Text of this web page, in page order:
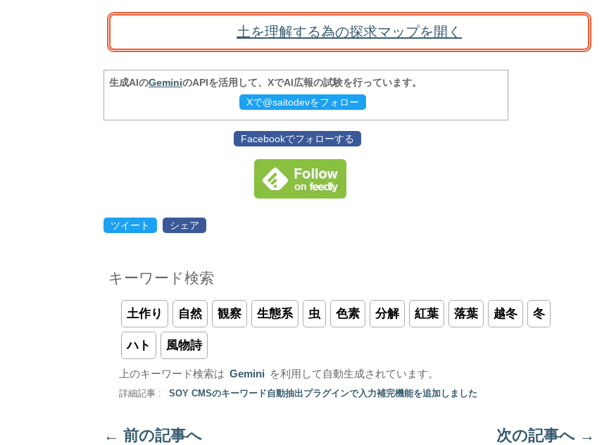
土を理解する為の探求マップを開く
生成AIのGeminiのAPIを活用して、XでAI広報の試験を行っています。
Xで@saitodevをフォロー
Facebookでフォローする
ツイート シェア
キーワード検索
土作り 自然 観察 生態系 虫 色素 分解 紅葉 落葉 越冬 冬
ハト 風物詩
上のキーワード検索は Gemini を利用して自動生成されています。
詳細記事 : SOY CMSのキーワード自動抽出プラグインで入力補完機能を追加しました
← 前の記事へ 次の記事へ →